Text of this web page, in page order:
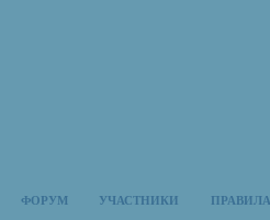
ФОРУМ УЧАСТНИКИ ПРАВИЛА